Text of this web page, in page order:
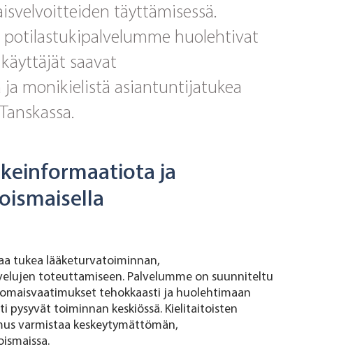
täyttämisessä.
potilastukipalvelumme huolehtivat
saavat
monikielistä asiantuntijatukea
ja
tukea lääketurvatoiminnan,
toteuttamiseen. Palvelumme on suunniteltu
tehokkaasti ja huolehtimaan
toiminnan keskiössä. Kielitaitoisten
varmistaa keskeytymättömän,